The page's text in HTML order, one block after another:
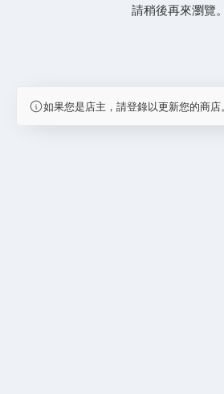
請稍後再來瀏覽。
如果您是店主，請登錄以更新您的商店。